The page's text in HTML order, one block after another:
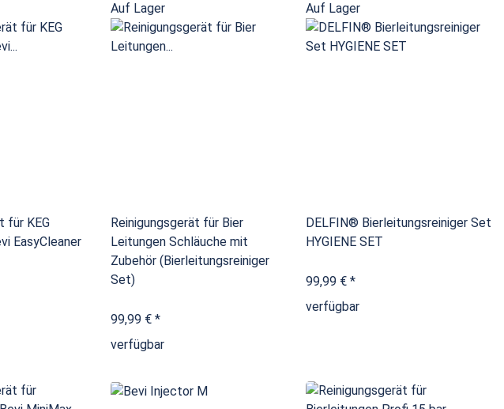
für KEG
EasyCleaner
Auf Lager
Reinigungsgerät für Bier
Leitungen Schläuche mit
Zubehör (Bierleitungsreiniger
Set)
99,99 € *
verfügbar
Auf Lager
DELFIN® Bierleitungsreiniger Set
HYGIENE SET
99,99 € *
verfügbar